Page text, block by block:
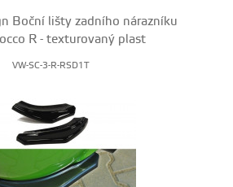
Boční lišty zadního nárazníku
R - texturovaný plast
VW-SC-3-R-RSD1T